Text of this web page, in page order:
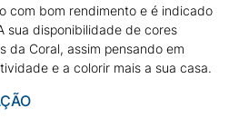
com bom rendimento e é indicado
sua disponibilidade de cores
da Coral, assim pensando em
e a colorir mais a sua casa.